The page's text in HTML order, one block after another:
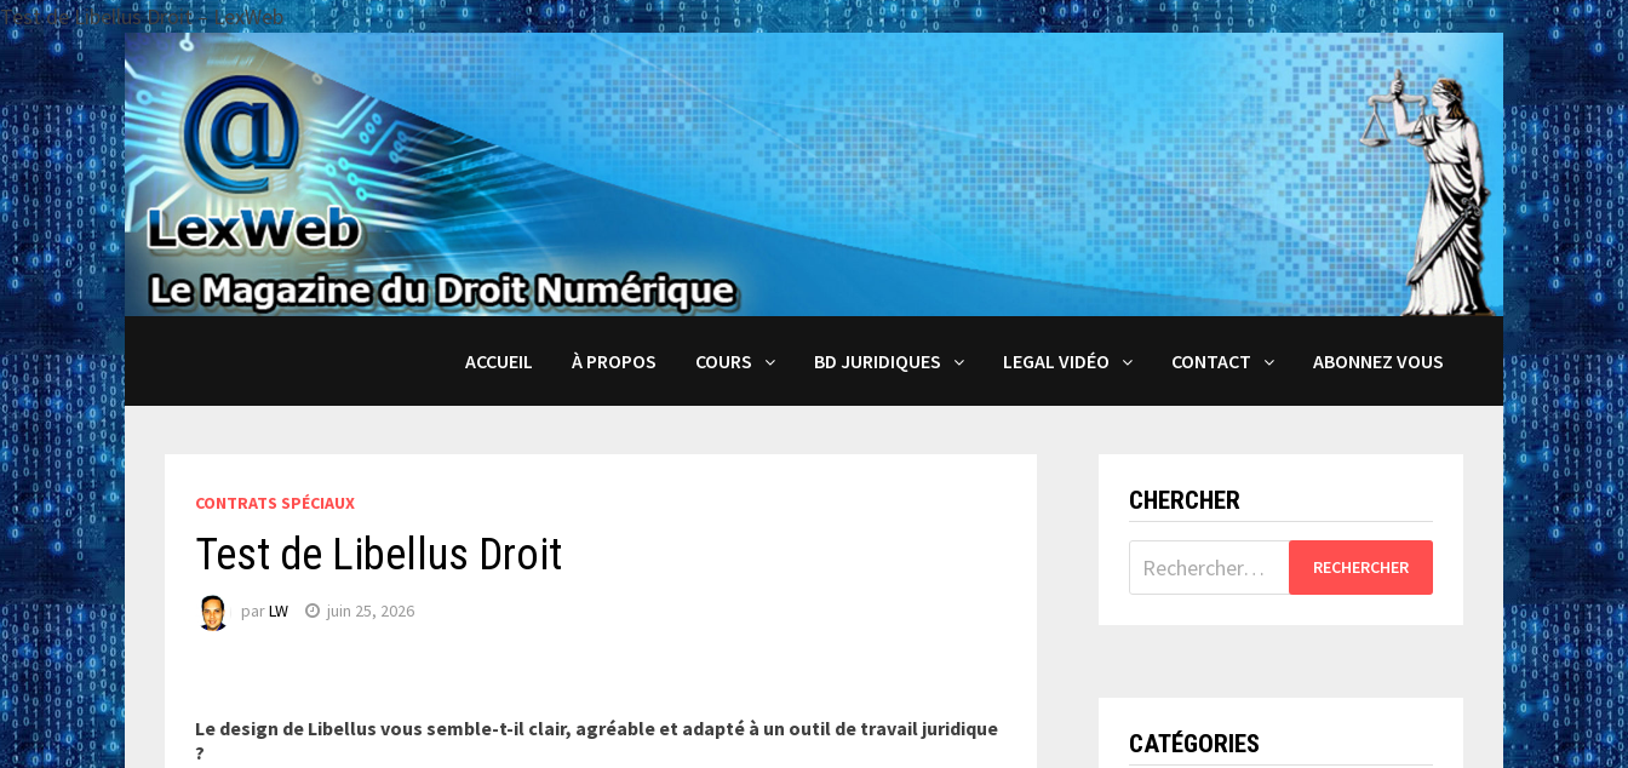
Test de Libellus Droit – LexWeb
Passer
au
contenu
ACCUEIL À PROPOS COURS BD JURIDIQUES LEGAL VIDÉO CONTACT ABONNEZ VOUS
CONTRATS SPÉCIAUX
Test de Libellus Droit
parLW juin 25, 2026
Le design de Libellus vous semble-t-il clair, agréable et adapté à un outil de travail juridique
?
CHERCHER
Rechercher :
CATÉGORIES